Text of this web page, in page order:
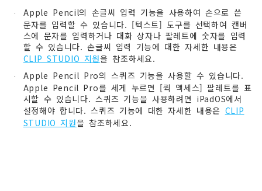
·
Apple Pencil의 손글씨 입력 기능을 사용하여 손으로 쓴
문자를 입력할 수 있습니다. [텍스트] 도구를 선택하여 캔버
스에 문자를 입력하거나 대화 상자나 팔레트에 숫자를 입력
할 수 있습니다. 손글씨 입력 기능에 대한 자세한 내용은
CLIP STUDIO 지원을 참조하세요.
·
Apple Pencil Pro의 스퀴즈 기능을 사용할 수 있습니다.
Apple Pencil Pro를 세게 누르면 [퀵 액세스] 팔레트를 표
시할 수 있습니다. 스퀴즈 기능을 사용하려면 iPadOS에서
설정해야 합니다. 스퀴즈 기능에 대한 자세한 내용은 CLIP
STUDIO 지원을 참조하세요.